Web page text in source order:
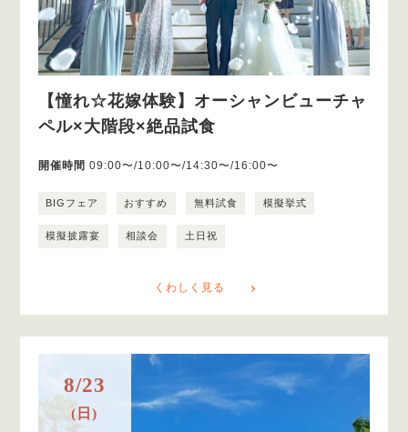
【憧れ☆花嫁体験】オーシャンビューチャ
ペル×大階段×絶品試食
開催時間 09:00〜/10:00〜/14:30〜/16:00〜
BIGフェア おすすめ 無料試食 模擬挙式
模擬披露宴 相談会 土日祝
くわしく見る
8/23
(日)